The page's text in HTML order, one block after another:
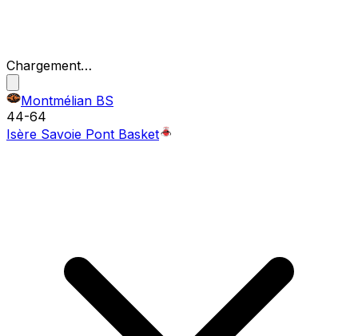
Chargement…
Montmélian BS
44-64
Isère Savoie Pont Basket